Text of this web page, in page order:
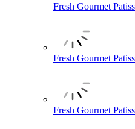
Fresh Gourmet
Fresh Gourmet
Fresh Gourmet